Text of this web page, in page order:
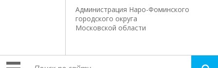
Администрация Наро-Фоминского
городского округа
Московской области